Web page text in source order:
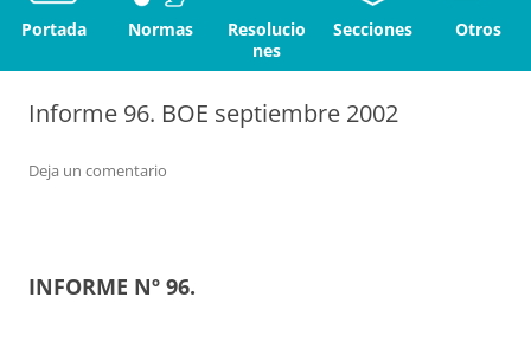
Portada Normas
Resolucio
nes
Secciones Otros
Informe 96. BOE septiembre 2002
Deja un comentario
INFORME Nº 96.